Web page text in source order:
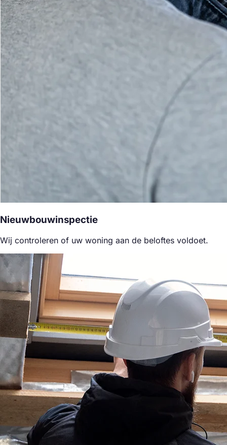
Nieuwbouwinspectie
Wij controleren of uw woning aan de beloftes voldoet.